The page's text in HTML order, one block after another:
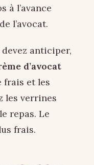
à l’avance
l’avocat.
anticiper,
d’avocat
frais et les
les verrines
repas. Le
frais.